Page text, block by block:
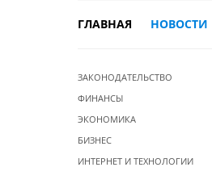
ГЛАВНАЯ НОВОСТИ
ЗАКОНОДАТЕЛЬСТВО
ФИНАНСЫ
ЭКОНОМИКА
БИЗНЕС
ИНТЕРНЕТ И ТЕХНОЛОГИИ